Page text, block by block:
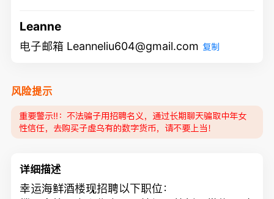
Leanne
电子邮箱 Leanneliu604@gmail.com 复制
风险提示
重要警示‼️：不法骗子用招聘名义，通过长期聊天骗取中年女
性信任，去购买子虚乌有的数字货币，请不要上当！
详细描述
幸运海鲜酒楼现招聘以下职位：